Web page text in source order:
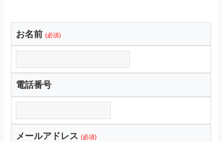
お名前 (必須)
電話番号
メールアドレス (必須)